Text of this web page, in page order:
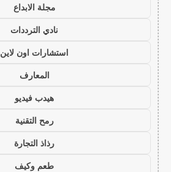
مجلة الابداع
نادي الترددات
استشارات اون لاين
المعارف
هيدب فيديو
رمح التقنية
رذاذ التجارة
طعم وكيف